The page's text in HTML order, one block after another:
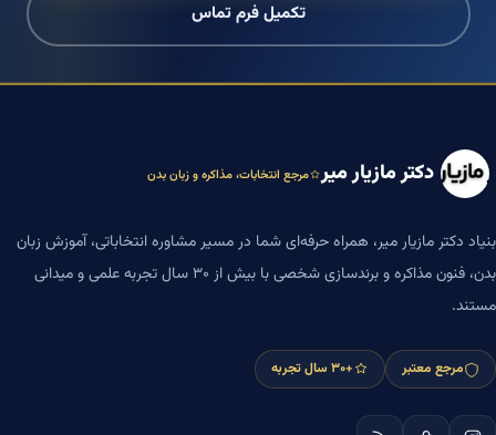
تکمیل فرم تماس
دکتر مازیار میر مرجع انتخابات، مذاکره و زبان بدن
بنیاد دکتر مازیار میر، همراه حرفه‌ای شما در مسیر مشاوره انتخاباتی، آموزش زبان
بدن، فنون مذاکره و برندسازی شخصی با بیش از ۳۰ سال تجربه علمی و میدانی
مستند.
مرجع معتبر +۳۰ سال تجربه